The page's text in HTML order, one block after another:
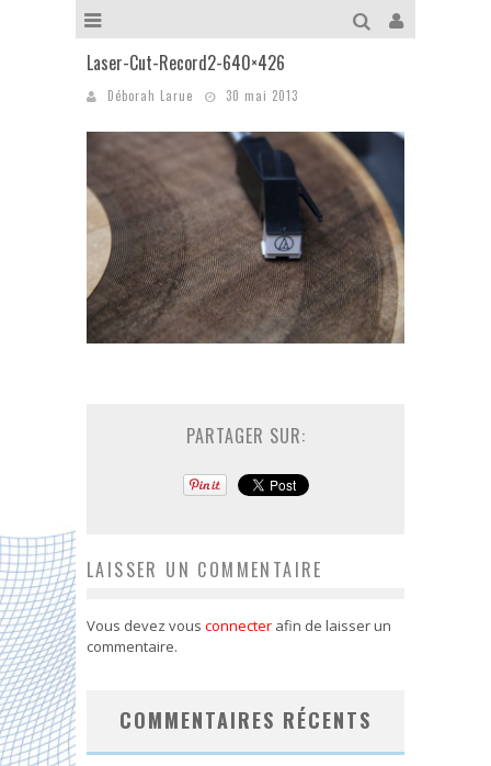
Laser-Cut-Record2-640×426
Déborah Larue 30 mai 2013
PARTAGER SUR:
LAISSER UN COMMENTAIRE
Vous devez vous connecter afin de laisser un
commentaire.
COMMENTAIRES RÉCENTS